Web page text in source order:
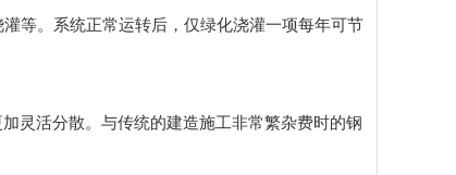
等。系统正常运转后，仅绿化浇灌一项每年可节
灵活分散。与传统的建造施工非常繁杂费时的钢